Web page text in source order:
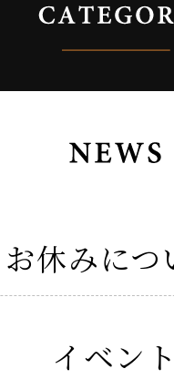
お休みにつ
イベン